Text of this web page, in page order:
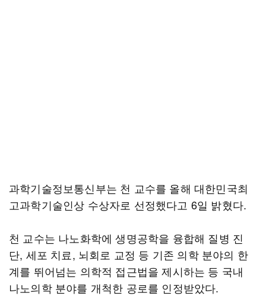
과학기술정보통신부는 천 교수를 올해 대한민국최
고과학기술인상 수상자로 선정했다고 6일 밝혔다.
천 교수는 나노화학에 생명공학을 융합해 질병 진
단, 세포 치료, 뇌회로 교정 등 기존 의학 분야의 한
계를 뛰어넘는 의학적 접근법을 제시하는 등 국내
나노의학 분야를 개척한 공로를 인정받았다.